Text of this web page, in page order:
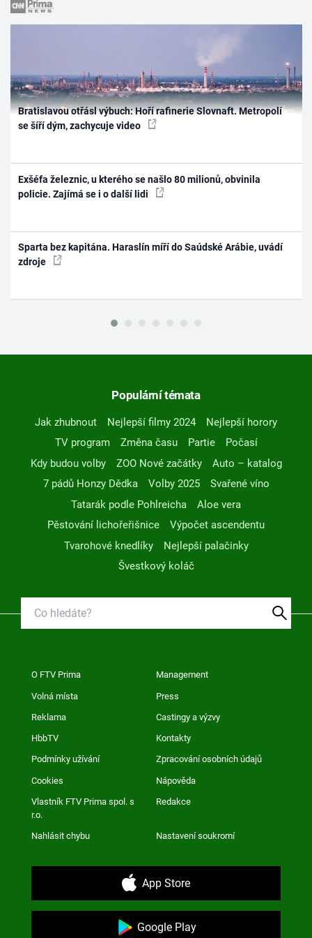
Bratislavou otřásl výbuch: Hoří rafinerie Slovnaft. Metropolí
se šíří dým, zachycuje video
Exšéfa železnic, u kterého se našlo 80 milionů, obvinila
policie. Zajímá se i o další lidi
Sparta bez kapitána. Haraslín míří do Saúdské Arábie, uvádí
zdroje
Populární témata
Jak zhubnout Nejlepší filmy 2024
Nejlepší horory
TV program
Změna času Partie
Počasí
Kdy budou volby
ZOO Nové začátky
Auto – katalog
7 pádů Honzy Dědka
Volby 2025
Svařené víno
Tatarák podle Pohlreicha
Aloe vera
Pěstování lichořeřišnice
Výpočet ascendentu
Tvarohové knedlíky
Nejlepší palačinky
Švestkový koláč
O FTV Prima Management
Volná místa Press
Reklama Castingy a výzvy
HbbTV Kontakty
Podmínky užívání Zpracování osobních údajů
Cookies Nápověda
Vlastník FTV Prima spol. s
r.o.
Redakce
Nahlásit chybu Nastavení soukromí
App Store
Google Play